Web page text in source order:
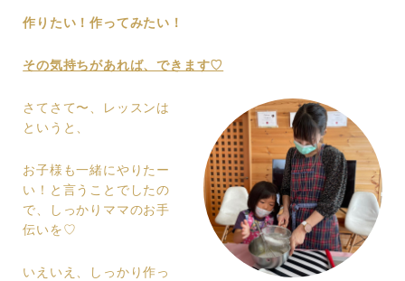
作りたい！作ってみたい！
その気持ちがあれば、できます♡
さてさて〜、レッスンは
というと、
お子様も一緒にやりたー
い！と言うことでしたの
で、しっかりママのお手
伝いを♡
いえいえ、しっかり作っ